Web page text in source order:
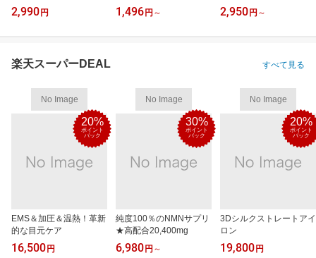
2,990 円 1,496 円 ～ 2,950 円 ～
楽天スーパーDEAL すべて見る
No Image
20%
ポイント
バック
EMS＆加圧＆温熱！革新
的な目元ケア
16,500 円
No Image
30%
ポイント
バック
純度100％のNMNサプリ
★高配合20,400mg
6,980 円 ～
No Image
20%
ポイント
バック
3Dシルクストレートアイ
ロン
19,800 円